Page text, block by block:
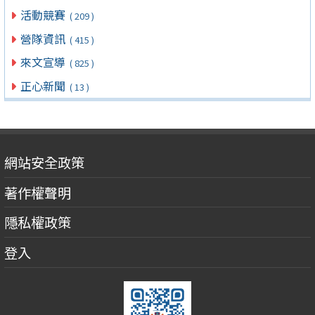
活動競賽 ( 209 )
營隊資訊 ( 415 )
來文宣導 ( 825 )
正心新聞 ( 13 )
網站安全政策
著作權聲明
隱私權政策
登入